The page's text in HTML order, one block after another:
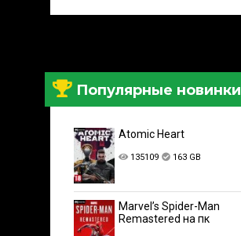
Популярные новинки
Atomic Heart
135109 163 GB
Marvel’s Spider-Man
Remastered на пк